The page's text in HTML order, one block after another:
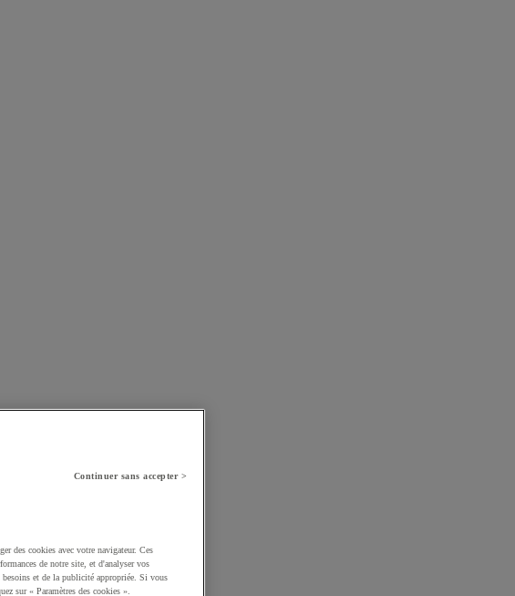
Continuer sans accepter >
des cookies avec votre navigateur. Ces
de notre site, et d'analyser vos
besoins et de la publicité appropriée. Si vous
sur « Paramètres des cookies ».